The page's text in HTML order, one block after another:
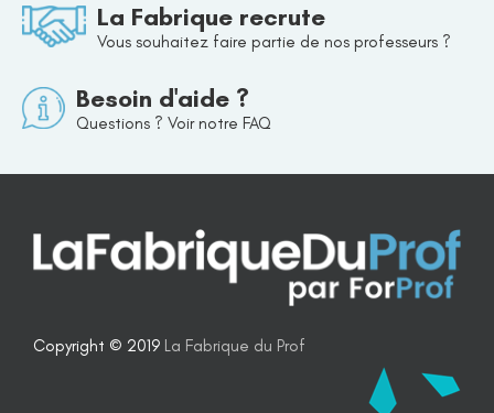
La Fabrique recrute
Vous souhaitez faire partie de nos professeurs ?
Besoin d'aide ?
Questions ? Voir notre FAQ
Copyright © 2019 La Fabrique du Prof